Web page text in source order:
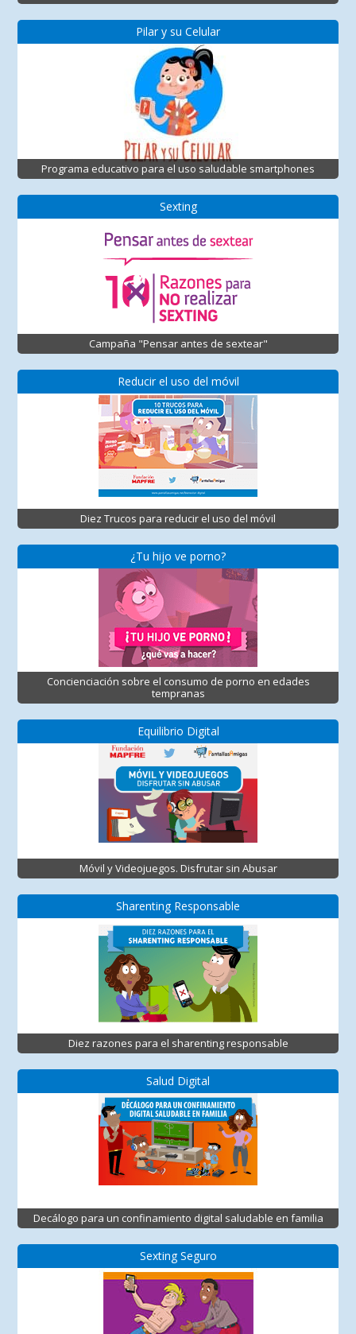
Pilar y su Celular
Programa educativo para el uso saludable smartphones
Sexting
Campaña "Pensar antes de sextear"
Reducir el uso del móvil
Diez Trucos para reducir el uso del móvil
¿Tu hijo ve porno?
Concienciación sobre el consumo de porno en edades
tempranas
Equilibrio Digital
Móvil y Videojuegos. Disfrutar sin Abusar
Sharenting Responsable
Diez razones para el sharenting responsable
Salud Digital
Decálogo para un confinamiento digital saludable en familia
Sexting Seguro